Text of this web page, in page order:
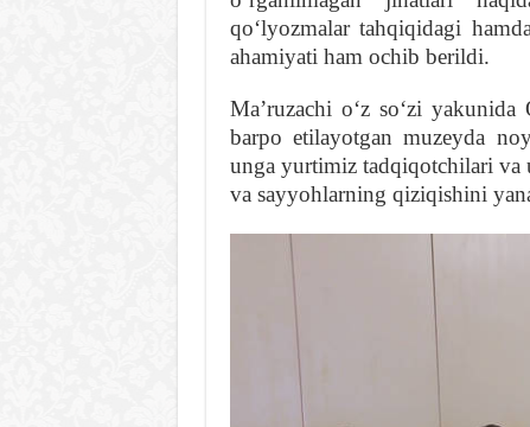
qoʻlyozmalar tahqiqidagi
ahamiyati ham ochib berildi.
Maʼruzachi oʻz soʻzi
barpo etilayotgan muzeyda
unga yurtimiz tadqiqotchilari
va sayyohlarning qiziqishini